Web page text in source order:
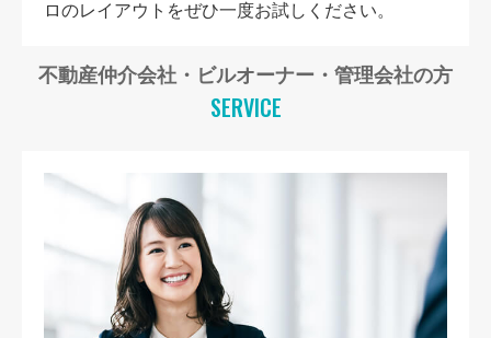
ロのレイアウトをぜひ一度お試しください。
不動産仲介会社・ビルオーナー・管理会社の方
SERVICE